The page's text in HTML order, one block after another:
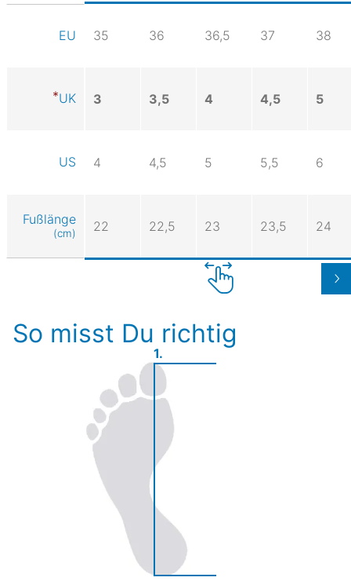
EU 35 36 36,5 37 38
UK 3 3,5 4 4,5 5
US 4 4,5 5 5,5 6
Fußlänge
(cm) 22 22,5 23 23,5 24
So misst Du richtig
1.